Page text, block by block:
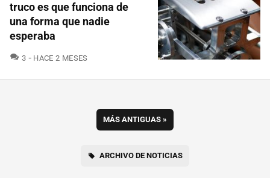
truco es que funciona de
una forma que nadie
esperaba
3 COMENTARIOS
HACE 2 MESES
MÁS ANTIGUAS »
ARCHIVO DE NOTICIAS